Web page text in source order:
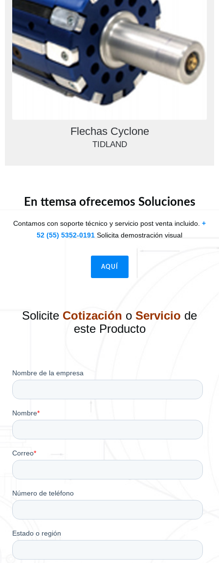
Flechas Cyclone
TIDLAND
En ttemsa ofrecemos Soluciones
Contamos con soporte técnico y servicio post venta incluido. +
52 (55) 5352-0191 Solicita demostración visual
AQUÍ
Solicite Cotización o Servicio de
este Producto